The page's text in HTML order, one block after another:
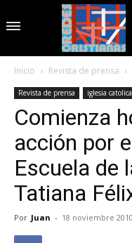
Inicio Revista de prensa
Revista de prensa iglesia catolica
Comienza
acción por
Escuela de
Tatiana
Por Juan - 18 noviembre 2010